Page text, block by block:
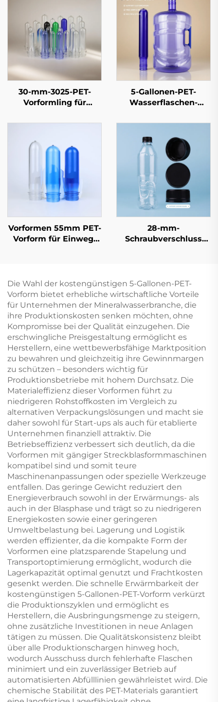
30-mm-3025-PET-
Vorformling für
Getränkeflaschen – 13
reines,
PET
5-Gallonen-PET-
Wasserflaschen-
Mineralwasser-Eimer-
Form, neues Material,
FDA-zugelassen,
Hersteller-Direktpreis
Vorformen 55mm PET-
Vorform für Einweg-
28-mm-
Schraubverschluss
Großhandel für
Verschlüsse von
kohlensäurehaltigen
Getränken
Die Wahl der kostengünstigen 5-Gallonen-PET-
Vorform bietet erhebliche wirtschaftliche Vorteile
für Unternehmen der Mineralwasserbranche, die
ihre Produktionskosten senken möchten, ohne
Kompromisse bei der Qualität einzugehen. Die
erschwingliche Preisgestaltung ermöglicht es
Herstellern, eine wettbewerbsfähige Marktposition
zu bewahren und gleichzeitig ihre Gewinnmargen
zu schützen – besonders wichtig für
Produktionsbetriebe mit hohem Durchsatz. Die
Materialeffizienz dieser Vorformen führt zu
niedrigeren Rohstoffkosten im Vergleich zu
alternativen Verpackungslösungen und macht sie
daher sowohl für Start-ups als auch für etablierte
Unternehmen finanziell attraktiv. Die
Betriebseffizienz verbessert sich deutlich, da die
Vorformen mit gängiger Streckblasformmaschinen
kompatibel sind und somit teure
Maschinenanpassungen oder spezielle Werkzeuge
entfallen. Das geringe Gewicht reduziert den
Energieverbrauch sowohl in der Erwärmungs- als
auch in der Blasphase und trägt so zu niedrigeren
Energiekosten sowie einer geringeren
Umweltbelastung bei. Lagerung und Logistik
werden effizienter, da die kompakte Form der
Vorformen eine platzsparende Stapelung und
Transportoptimierung ermöglicht, wodurch die
Lagerkapazität optimal genutzt und Frachtkosten
gesenkt werden. Die schnelle Erwärmbarkeit der
kostengünstigen 5-Gallonen-PET-Vorform verkürzt
die Produktionszyklen und ermöglicht es
Herstellern, die Ausbringungsmenge zu steigern,
ohne zusätzliche Investitionen in neue Anlagen
tätigen zu müssen. Die Qualitätskonsistenz bleibt
über alle Produktionschargen hinweg hoch,
wodurch Ausschuss durch fehlerhafte Flaschen
minimiert und ein zuverlässiger Betrieb auf
automatisierten Abfülllinien gewährleistet wird. Die
chemische Stabilität des PET-Materials garantiert